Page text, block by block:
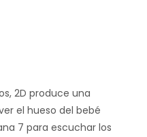
2D produce una
el hueso del bebé
7 para escuchar los